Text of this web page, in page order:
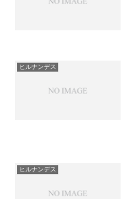
ヒルナンデス
ヒルナンデス